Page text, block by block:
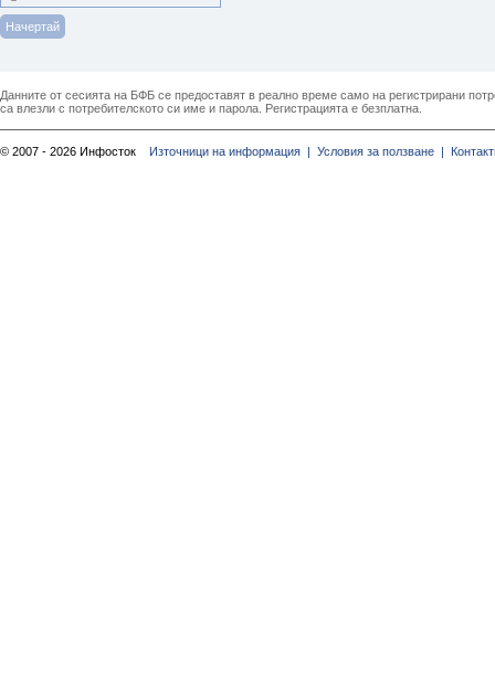
Данните от сесията на БФБ се предоставят в реално време само на регистрирани
са влезли с потребителското си име и парола. Регистрацията е безплатна.
© 2007 - 2026 Инфосток Източници на информация | Условия за ползване |